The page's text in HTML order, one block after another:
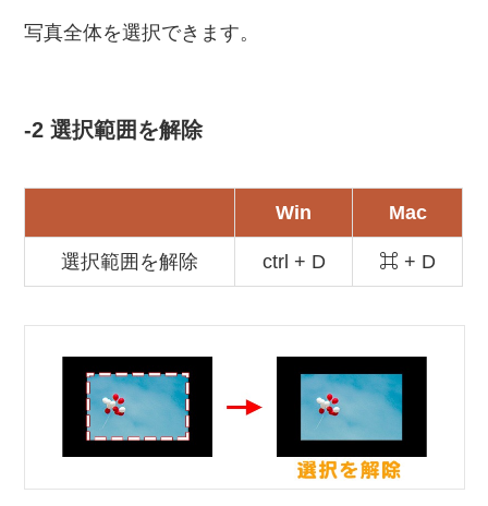
写真全体を選択できます。
-2 選択範囲を解除
Win Mac
選択範囲を解除 ctrl + D ⌘ + D